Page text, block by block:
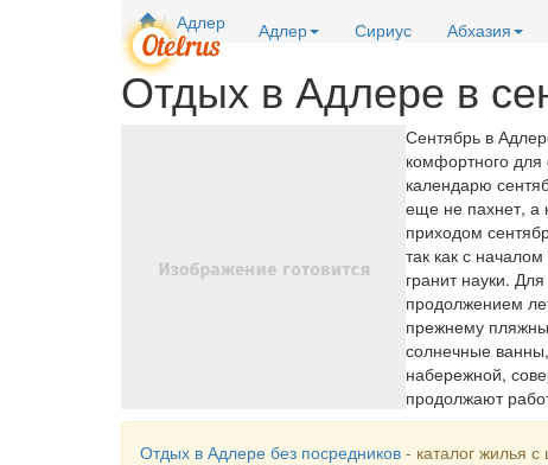
Адлер Сириус Абхазия
Адлер
Отдых в Адлере в
Сентябрь в
комфортного
календарю
еще не пахнет, а
приходом
так как с
гранит науки.
продолжением
прежнему
солнечные
набережной,
продолжают
Отдых в Адлере без посредников - каталог жилья